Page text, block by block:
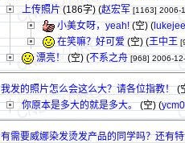
上传照片 (186字)(赵宏军 [1163] 2006-
小美女呀，yeah!(空) (lukejee
在笑嘛？好可爱(空) (王中王
漂亮！(空) (不系之舟 [968] 2006-
我发的照片怎么会这么大？请各位指教！(
你原本是多大的就是多大。(空) (
有需要威娜染发烫发产品的同学吗？还有